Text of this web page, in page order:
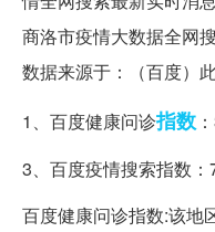
商洛市疫情大数据全网
数据来源于：（百度）
1、百度健康问诊指数
3、百度疫情搜索指数
百度健康问诊指数:该地